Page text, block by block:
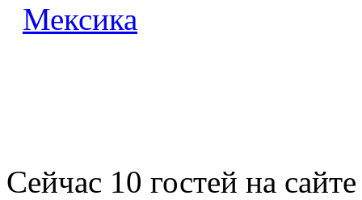
Мексика
Сейчас 10 гостей на сайте